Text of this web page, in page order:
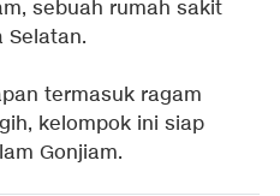
sebuah rumah sakit
Selatan.
termasuk ragam
kelompok ini siap
Gonjiam.